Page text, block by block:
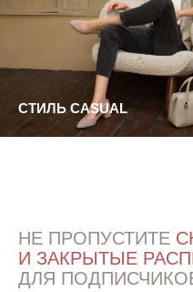
СТИЛЬ CASUAL
НЕ ПРОПУСТИТЕ
И ЗАКРЫТЫЕ
ДЛЯ